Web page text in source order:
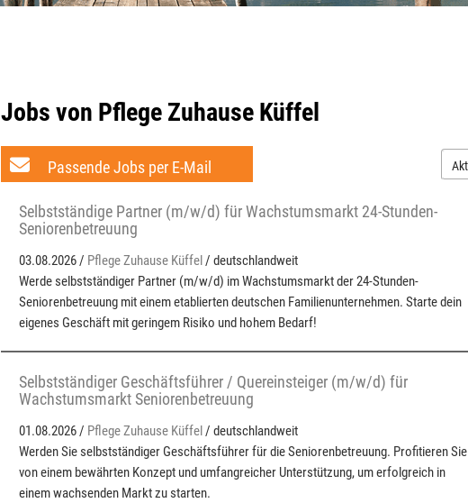
Jobs von Pflege Zuhause Küffel
Passende Jobs per E-Mail
Selbstständige Partner (m/w/d) für Wachstumsmarkt 24-Stunden-
Seniorenbetreuung
03.08.2026 / Pflege Zuhause Küffel/ deutschlandweit
Werde selbstständiger Partner (m/w/d) im Wachstumsmarkt der 24-Stunden-
Seniorenbetreuung mit einem etablierten deutschen Familienunternehmen. Starte dein
eigenes Geschäft mit geringem Risiko und hohem Bedarf!
Selbstständiger Geschäftsführer / Quereinsteiger (m/w/d) für
Wachstumsmarkt Seniorenbetreuung
01.08.2026 / Pflege Zuhause Küffel/ deutschlandweit
Werden Sie selbstständiger Geschäftsführer für die Seniorenbetreuung. Profitieren Sie
von einem bewährten Konzept und umfangreicher Unterstützung, um erfolgreich in
einem wachsenden Markt zu starten.